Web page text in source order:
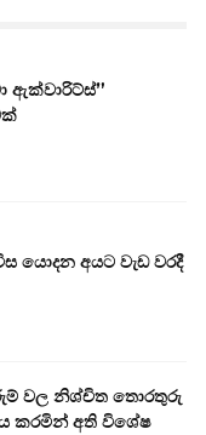
ඇක්වාරිට්ස්”
යොදන අයට වැඩ වරදී
වල නිශ්චිත තොරතුරු
කරමින් අති විශේෂ